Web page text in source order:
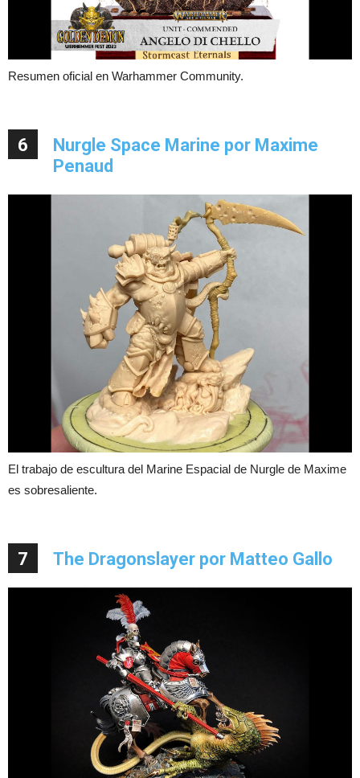
Resumen oficial en Warhammer Community.
6
Nurgle Space Marine por Maxime
Penaud
El trabajo de escultura del Marine Espacial de Nurgle de Maxime
es sobresaliente.
7 The Dragonslayer por Matteo Gallo